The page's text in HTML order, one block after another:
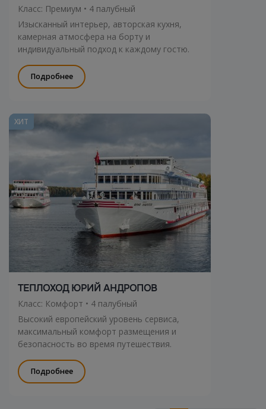
Класс: Премиум • 4 палубный
Изысканный интерьер, авторская кухня,
камерная атмосфера на борту и
индивидуальный подход к каждому гостю.
Подробнее
ХИТ
ТЕПЛОХОД ЮРИЙ АНДРОПОВ
Класс: Комфорт • 4 палубный
Высокий европейский уровень сервиса,
максимальный комфорт размещения и
безопасность во время путешествия.
Подробнее